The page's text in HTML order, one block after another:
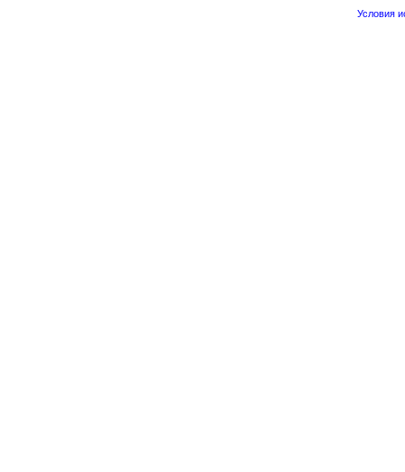
Условия